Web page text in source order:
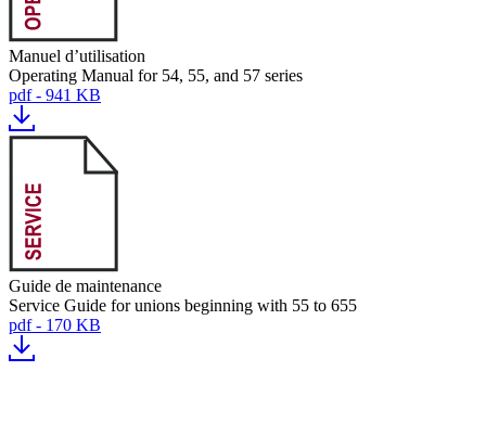
Manuel d’utilisation
Operating Manual for 54, 55, and 57 series
pdf - 941 KB
Guide de maintenance
Service Guide for unions beginning with 55 to 655
pdf - 170 KB